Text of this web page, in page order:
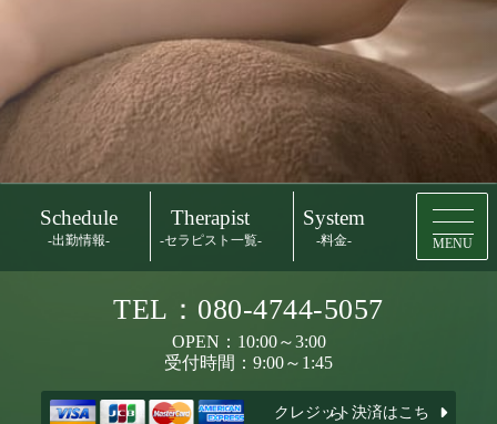
Schedule
-出勤情報-
Therapist
-セラピスト一覧-
System
-料金- MENU
TEL：080-4744-5057
OPEN：10:00～3:00
受付時間：9:00～1:45
クレジット決済はこちら